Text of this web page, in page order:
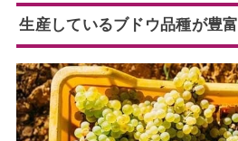
生産しているブドウ品種が豊富